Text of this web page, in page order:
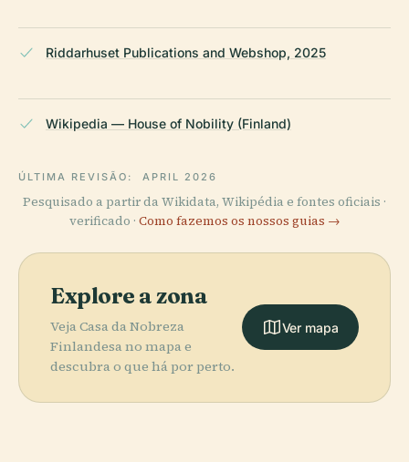
Riddarhuset Publications and Webshop, 2025
Wikipedia — House of Nobility (Finland)
ÚLTIMA REVISÃO: APRIL 2026
Pesquisado a partir da Wikidata, Wikipédia e fontes oficiais ·
verificado · Como fazemos os nossos guias →
Explore a zona
Veja Casa da Nobreza
Finlandesa no mapa e
descubra o que há por perto.
Ver mapa